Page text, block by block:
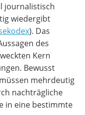
journalistisch
wiedergibt
). Das
des
Kern
Bewusst
mehrdeutig
nachträgliche
in eine bestimmte